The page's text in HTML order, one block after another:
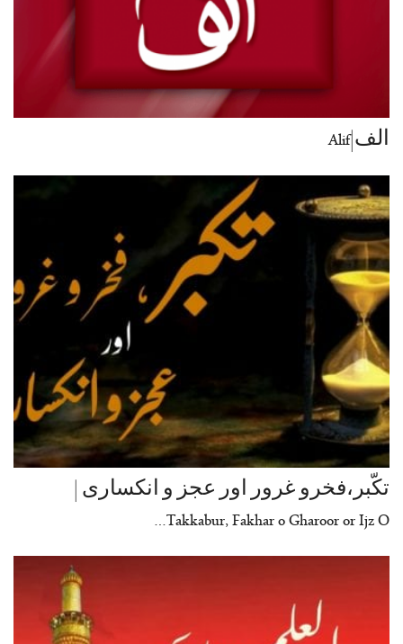
الف|Alif
تکّبر،فخرو غرور اور عجز و انکساری |
Takkabur, Fakhar o Gharoor or Ijz O…